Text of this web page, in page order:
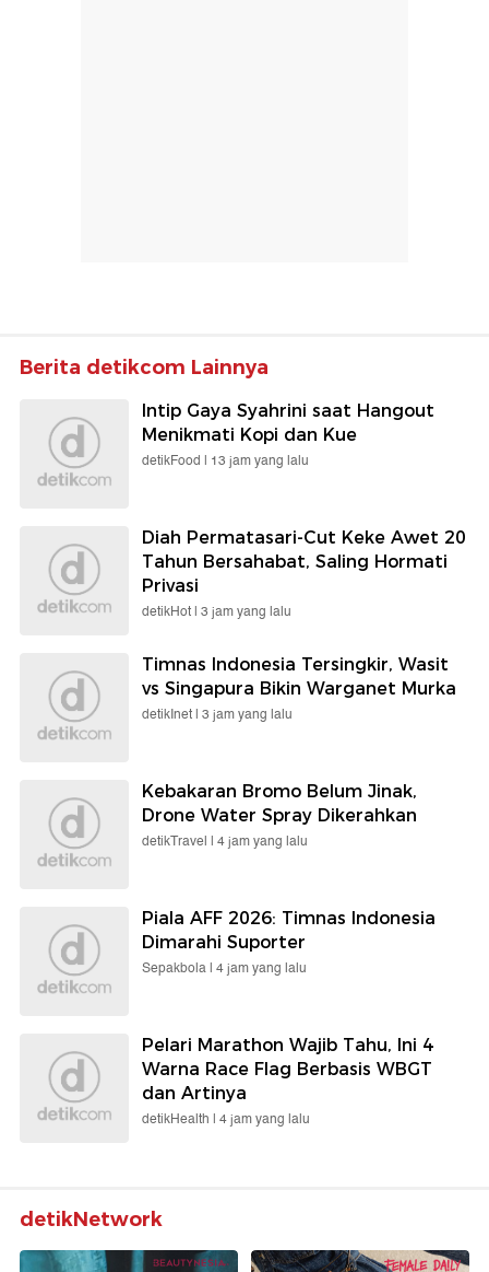
Berita detikcom Lainnya
Intip Gaya Syahrini saat Hangout
Menikmati Kopi dan Kue
detikFood | 13 jam yang lalu
Diah Permatasari-Cut Keke Awet 20
Tahun Bersahabat, Saling Hormati
Privasi
detikHot | 3 jam yang lalu
Timnas Indonesia Tersingkir, Wasit
vs Singapura Bikin Warganet Murka
detikInet | 3 jam yang lalu
Kebakaran Bromo Belum Jinak,
Drone Water Spray Dikerahkan
detikTravel | 4 jam yang lalu
Piala AFF 2026: Timnas Indonesia
Dimarahi Suporter
Sepakbola | 4 jam yang lalu
Pelari Marathon Wajib Tahu, Ini 4
Warna Race Flag Berbasis WBGT
dan Artinya
detikHealth | 4 jam yang lalu
detikNetwork